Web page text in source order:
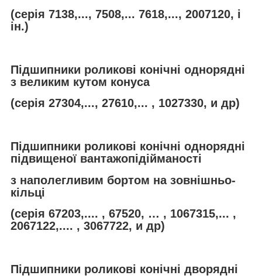
(серія 7138,..., 7508,... 7618,..., 2007120, і
ін.)
Підшипники роликові конічні однорядні
з великим кутом конуса
(серія 27304,..., 27610,... , 1027330, и др)
Підшипники роликові конічні однорядні
підвищеної вантажопідійманості
з наполегливим бортом на зовнішньо-
кільці
(серія 67203,.... , 67520, … , 1067315,... ,
2067122,.... , 3067722, и др)
Підшипники роликові конічні дворядні